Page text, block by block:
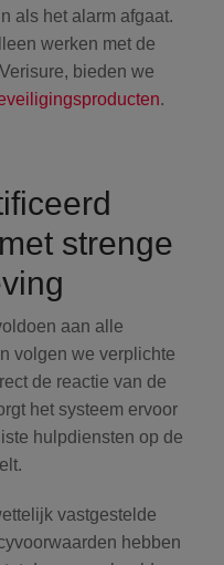
als het alarm afgaat.
werken met de
bieden we
.
strenge
aan alle
volgen we verplichte
de reactie van de
het systeem ervoor
hulpdiensten op de
vastgestelde
hebben